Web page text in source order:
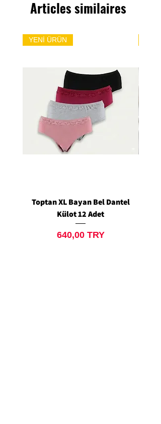
Articles similaires
YENİ ÜRÜN
Toptan XL Bayan Bel Dantel
Külot 12 Adet
Prix
640,00 TRY